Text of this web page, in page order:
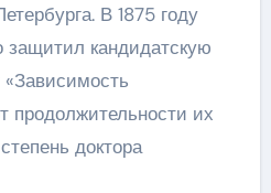
В 1875 году
кандидатскую
продолжительности их
доктора